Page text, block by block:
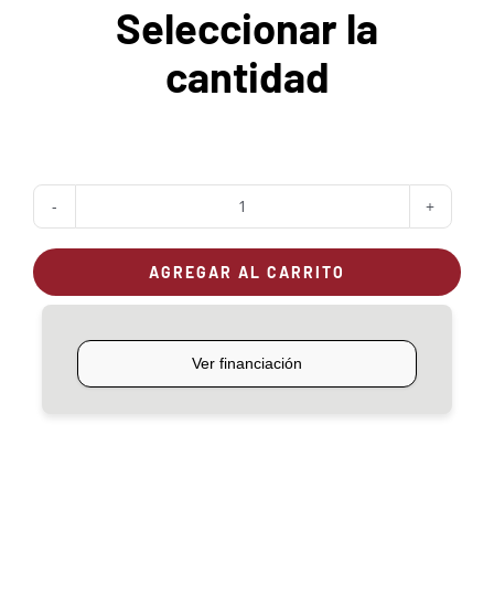
Seleccionar la
cantidad
Info-
Hornos
cantidad
AGREGAR AL CARRITO